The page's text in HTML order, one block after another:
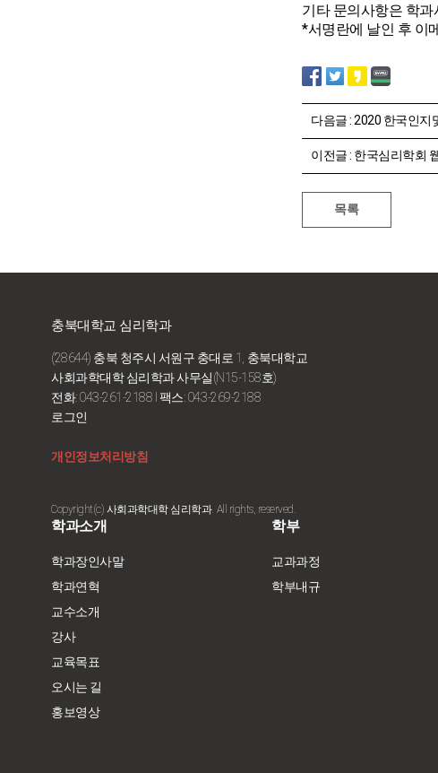
기타 문의사항은 학
*서명란에 날인 후 이
다음글 : 2020 한국인지
이전글 : 한국심리학회
충북대학교 심리학과
(28644) 충북 청주시 서원구 충대로 1, 충북대학교
사회과학대학 심리학과 사무실(N15-158호)
전화: 043-261-2188 I 팩스: 043-269-2188
로그인
개인정보처리방침
Copyright(c) 사회과학대학 심리학과. All rights, reserved.
학과소개
학과장인사말
학과연혁
교수소개
강사
교육목표
오시는 길
홍보영상
학부
교과과정
학부내규